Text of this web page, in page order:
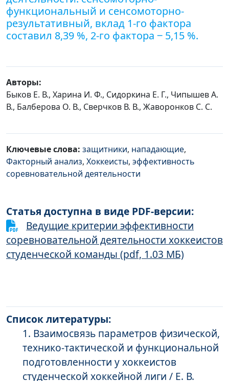
функциональный и сенсомоторно-
результативный, вклад 1-го фактора
составил 8,39 %, 2-го фактора ‒ 5,15 %.
Авторы:
Быков Е. В., Харина И. Ф., Сидоркина Е. Г., Чипышев А.
В., Балберова О. В., Сверчков В. В., Жаворонков С. С.
Ключевые слова: защитники, нападающие,
Факторный анализ, Хоккеисты, эффективность
соревновательной деятельности
Статья доступна в виде PDF-версии:
Ведущие критерии эффективности
соревновательной деятельности хоккеистов
студенческой команды (pdf, 1.03 МБ)
Список литературы:
Взаимосвязь параметров физической,
технико-тактической и функциональной
подготовленности у хоккеистов
студенческой хоккейной лиги / Е. В.